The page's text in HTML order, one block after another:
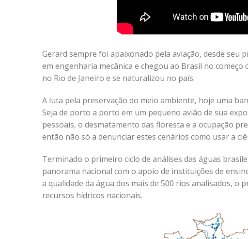
Gerard sempre foi apaixonado pela aviação, desde seu
em engenharia mecânica e chegou ao Brasil no
no Rio de Janeiro e se naturalizou no país.
A luta pela preservação do meio ambiente, hoje uma
Seja de porto a porto em um pequeno avião de sua
pessoais, o desmatamento das floresta e a ocupação
então não só a denunciar estes cenários como usar a
Terminado o primeiro ciclo de análises das águas
panorama nacional com o apoio de instituições de
a qualidade da água dos mais de 500 rios analisados, o
recursos hídricos nacionais.